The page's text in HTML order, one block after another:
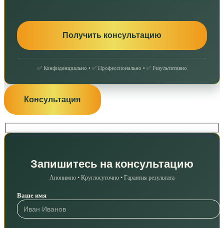
✅ Конфиденциально • ✅ Профессионально • ✅ Результативно
Консультация
Запишитесь на консультацию
Анонимно • Круглосуточно • Гарантия результата
Ваше имя